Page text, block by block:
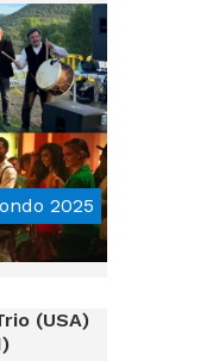
2025
(USA)